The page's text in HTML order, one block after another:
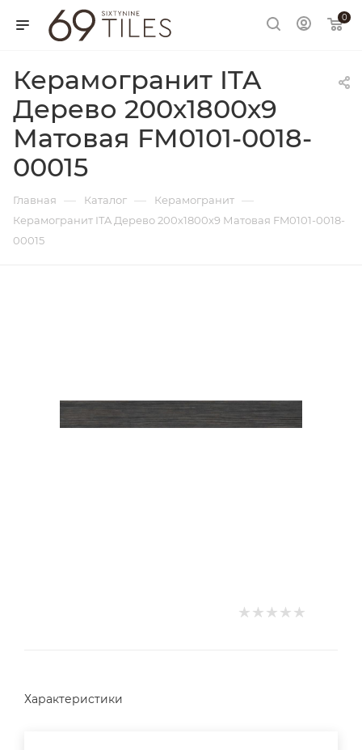
0
Керамогранит ITA
Дерево 200х1800х9
Матовая FM0101-0018-
00015
Главная — Каталог — Керамогранит —
Керамогранит ITA Дерево 200х1800х9 Матовая FM0101-0018-
00015
Характеристики